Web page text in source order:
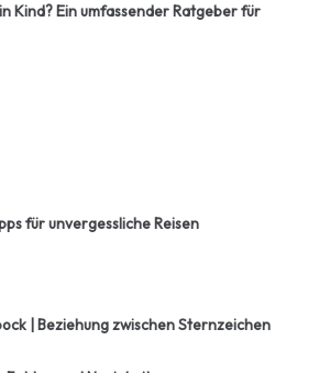
Kind? Ein umfassender Ratgeber für
für unvergessliche Reisen
| Beziehung zwischen Sternzeichen